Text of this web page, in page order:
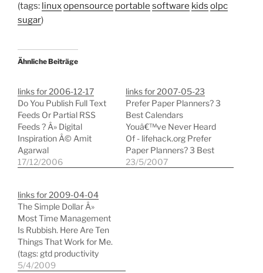
(tags: linuxopensource portable software kids olpc
sugar)
Ähnliche Beiträge
links for 2006-12-17
Do You Publish Full Text
Feeds Or Partial RSS
Feeds ? Â» Digital
Inspiration Â© Amit
Agarwal
Zusammenfassung oder
Der Web 2.0 Report |
Z_punkt The Foresight
Company War ja zu
erwarten:
Beutelschneiderei 2.0
(tags: web2.0 marketing
consultants) The
17/12/2006
links for 2007-05-23
Prefer Paper Planners? 3
Best Calendars
Youâ€™ve Never Heard
Of - lifehack.org Prefer
Paper Planners? 3 Best
Calendars Youâ€™ve
23/5/2007
links for 2009-04-04
The Simple Dollar Â»
Most Time Management
Is Rubbish. Here Are Ten
Things That Work for Me.
(tags: gtd productivity
zeitmanagement) What
5/4/2009